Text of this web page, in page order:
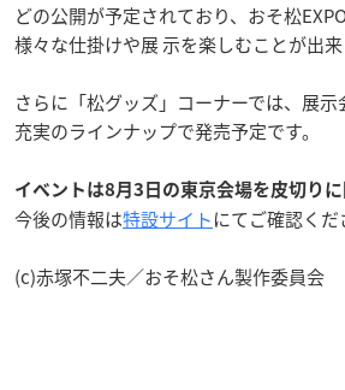
どの公開が予定されており、おそ松
様々な仕掛けや展 示を楽しむことが出来
さらに「松グッズ」コーナーでは、展
充実のラインナップで発売予定です。
イベントは8月3日の東京会場を皮切りに
今後の情報は特設サイトにてご確認くだ
(c)赤塚不二夫／おそ松さん製作委員会